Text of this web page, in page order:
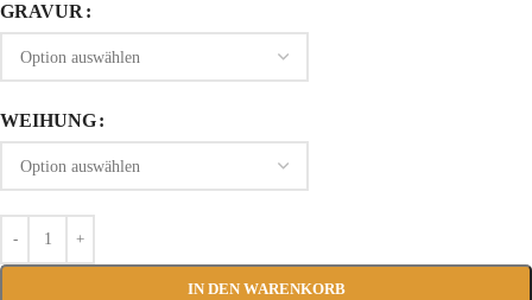
GRAVUR
WEIHUNG
IN DEN WARENKORB